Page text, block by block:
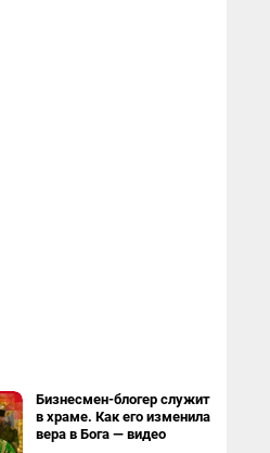
Бизнесмен-блогер служит
в храме. Как его изменила
вера в Бога — видео